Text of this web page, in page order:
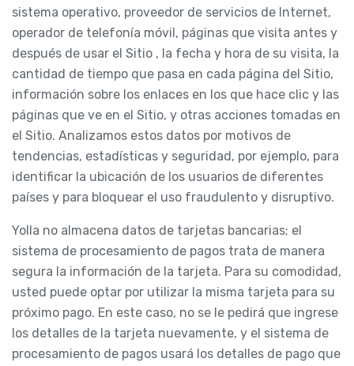
sistema operativo, proveedor de servicios de Internet,
operador de telefonía móvil, páginas que visita antes y
después de usar el Sitio , la fecha y hora de su visita, la
cantidad de tiempo que pasa en cada página del Sitio,
información sobre los enlaces en los que hace clic y las
páginas que ve en el Sitio, y otras acciones tomadas en
el Sitio. Analizamos estos datos por motivos de
tendencias, estadísticas y seguridad, por ejemplo, para
identificar la ubicación de los usuarios de diferentes
países y para bloquear el uso fraudulento y disruptivo.
Yolla no almacena datos de tarjetas bancarias; el
sistema de procesamiento de pagos trata de manera
segura la información de la tarjeta. Para su comodidad,
usted puede optar por utilizar la misma tarjeta para su
próximo pago. En este caso, no se le pedirá que ingrese
los detalles de la tarjeta nuevamente, y el sistema de
procesamiento de pagos usará los detalles de pago que